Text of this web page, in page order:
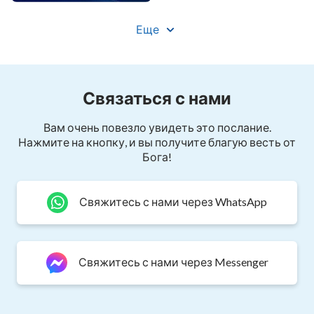
Ибо Бог величествен, у Него есть суд и власть.
О, Сион! Радуйся и пой! Бог вернулся с
Все люди, встаньте в ряд!
Для Него нет ничего сложного.
Его слово может уничтожить все или сделать
целостным.
Еще
Связаться с нами
Вам очень повезло увидеть это послание.
Нажмите на кнопку, и вы получите благую весть от
Бога!
Свяжитесь с нами через WhatsApp
Свяжитесь с нами через Messenger